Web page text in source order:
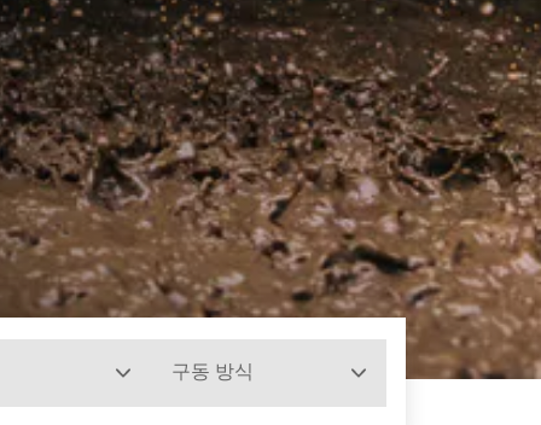
구동 방식